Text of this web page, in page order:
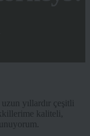
yıllardır çeşitli
kaliteli,